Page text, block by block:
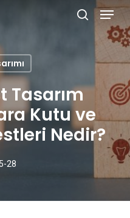
search
Menu
Tasarım
Kutu ve
Nedir?
28
Close